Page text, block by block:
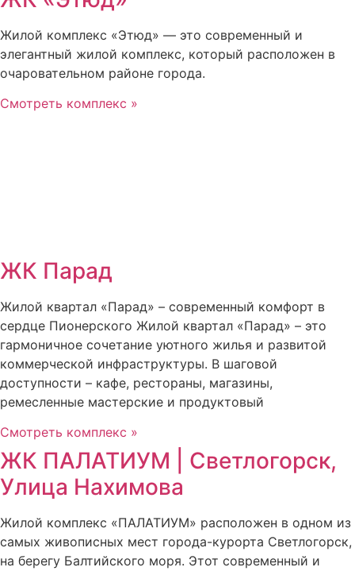
Жилой комплекс «Этюд» — это современный и
элегантный жилой комплекс, который расположен в
очаровательном районе города.
Смотреть комплекс »
ЖК Парад
Жилой квартал «Парад» – современный комфорт в
сердце Пионерского Жилой квартал «Парад» – это
гармоничное сочетание уютного жилья и развитой
коммерческой инфраструктуры. В шаговой
доступности – кафе, рестораны, магазины,
ремесленные мастерские и продуктовый
Смотреть комплекс »
ЖК ПАЛАТИУМ | Светлогорск,
Улица Нахимова
Жилой комплекс «ПАЛАТИУМ» расположен в одном из
самых живописных мест города-курорта Светлогорск,
на берегу Балтийского моря. Этот современный и